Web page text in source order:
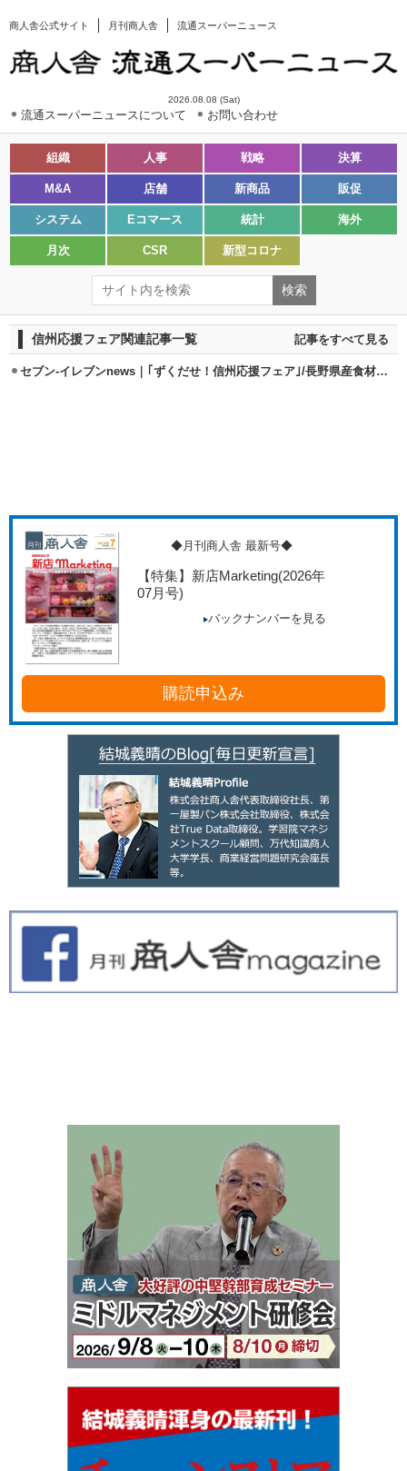
商人舎公式サイト 月刊商人舎 流通スーパーニュース
2026.08.08 (Sat)
流通スーパーニュースについて お問い合わせ
組織 人事 戦略 決算
M&A 店舗 新商品 販促
システム Eコマース 統計 海外
月次 CSR 新型コロナ
信州応援フェア関連記事一覧 記事をすべて見る
セブン-イレブンnews｜｢ずくだせ！信州応援フェア｣/長野県産食材をアピール
◆月刊商人舎 最新号◆
【特集】新店Marketing(2026年
07月号)
バックナンバーを見る
購読申込み